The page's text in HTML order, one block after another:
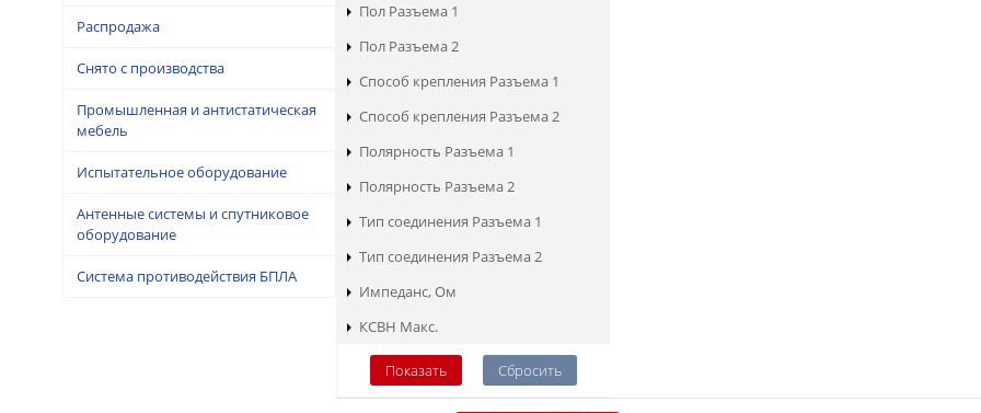
Распродажа
Снято с производства
Промышленная и антистатическая
мебель
Испытательное оборудование
Антенные системы и спутниковое
оборудование
Система противодействия БПЛА
Пол Разъема 1
Пол Разъема 2
Способ крепления Разъема 1
Способ крепления Разъема 2
Полярность Разъема 1
Полярность Разъема 2
Тип соединения Разъема 1
Тип соединения Разъема 2
Импеданс, Ом
КСВН Макс.